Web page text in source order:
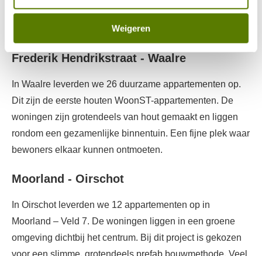
Weigeren
nieuwe, duurzame woningen dichtbij de Woenselse
Frederik Hendrikstraat - Waalre
In Waalre leverden we 26 duurzame appartementen op.
Dit zijn de eerste houten WoonST-appartementen. De
woningen zijn grotendeels van hout gemaakt en liggen
rondom een gezamenlijke binnentuin. Een fijne plek waar
bewoners elkaar kunnen ontmoeten.
Moorland - Oirschot
In Oirschot leverden we 12 appartementen op in
Moorland – Veld 7. De woningen liggen in een groene
omgeving dichtbij het centrum. Bij dit project is gekozen
voor een slimme, grotendeels prefab bouwmethode. Veel